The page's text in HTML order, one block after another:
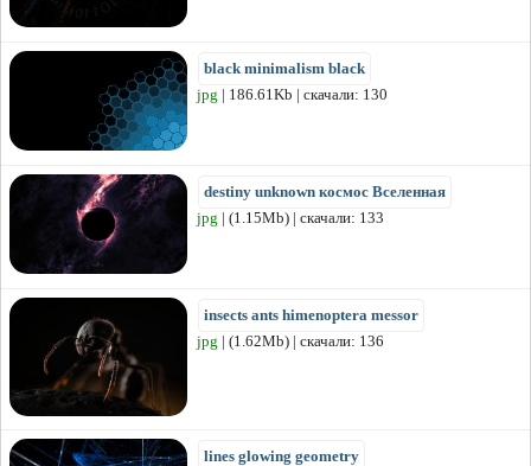
black minimalism black
jpg | 186.61Kb | скачали: 130
destiny unknown космос Вселенная
jpg | (1.15Mb) | скачали: 133
insects ants himenoptera messor
jpg | (1.62Mb) | скачали: 136
lines glowing geometry